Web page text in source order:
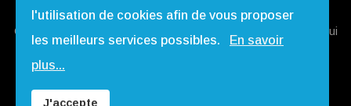
Copyright © 2013 - 2026 Chiconi FM. Tous Droits Réservés |
Qui
l'utilisation de cookies afin de vous proposer
les meilleurs services possibles.
En savoir
plus...
J'accepte